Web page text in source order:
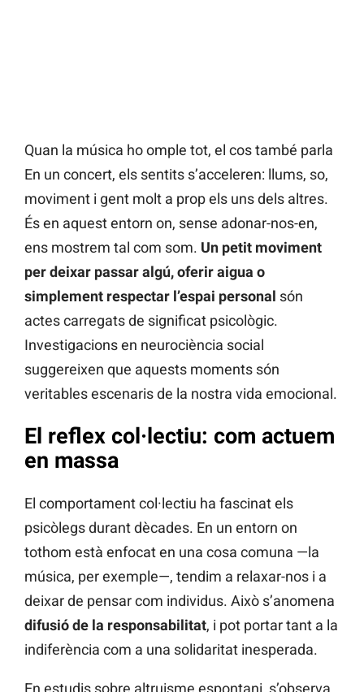
Quan la música ho omple tot, el cos també parla
En un concert, els sentits s’acceleren: llums, so,
moviment i gent molt a prop els uns dels altres.
És en aquest entorn on, sense adonar-nos-en,
ens mostrem tal com som. Un petit moviment
per deixar passar algú, oferir aigua o
simplement respectar l’espai personal són
actes carregats de significat psicològic.
Investigacions en neurociència social
suggereixen que aquests moments són
veritables escenaris de la nostra vida emocional.
El reflex col·lectiu: com actuem
en massa
El comportament col·lectiu ha fascinat els
psicòlegs durant dècades. En un entorn on
tothom està enfocat en una cosa comuna —la
música, per exemple—, tendim a relaxar-nos i a
deixar de pensar com individus. Això s’anomena
difusió de la responsabilitat, i pot portar tant a la
indiferència com a una solidaritat inesperada.
En estudis sobre altruisme espontani, s’observa